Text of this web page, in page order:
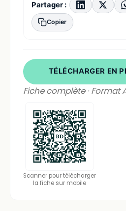
Partager :
Copier
TÉLÉCHARGER EN
Fiche complète · Format
Scanner pour télécharger
la fiche sur mobile